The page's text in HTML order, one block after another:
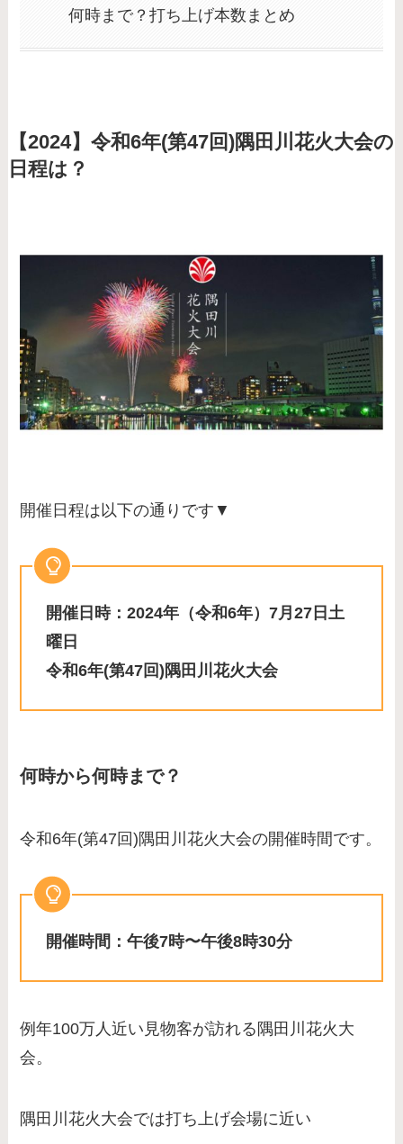
何時まで？打ち上げ本数まとめ
【2024】令和6年(第47回)隅田川花火大会の
日程は？
開催日程は以下の通りです▼
開催日時：2024年（令和6年）7月27日土
曜日
令和6年(第47回)隅田川花火大会
何時から何時まで？
令和6年(第47回)隅田川花火大会の開催時間です。
開催時間：午後7時〜午後8時30分
例年100万人近い見物客が訪れる隅田川花火大
会。
隅田川花火大会では打ち上げ会場に近い